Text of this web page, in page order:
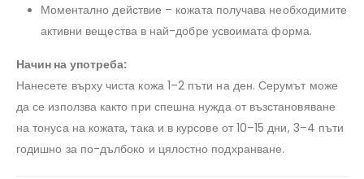
Моментално действие – кожата получава необходимите
активни вещества в най-добре усвоимата форма.
Начин на употреба:
Нанесете върху чиста кожа 1–2 пъти на ден. Серумът може
да се използва както при спешна нужда от възстановяване
на тонуса на кожата, така и в курсове от 10–15 дни, 3–4 пъти
годишно за по-дълбоко и цялостно подхранване.